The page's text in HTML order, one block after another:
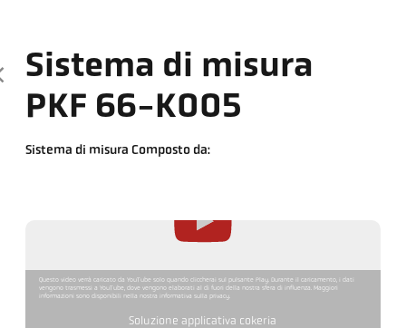
Sistema di misura
PKF 66-K005
Sistema di misura Composto da:
Questo video verrà caricato da YouTube solo quando cliccherai sul pulsante Play. Durante il caricamento, i dati
vengono trasmessi a YouTube, dove vengono elaborati al di fuori della nostra sfera di influenza. Maggiori
informazioni sono disponibili nella nostra informativa sulla privacy.
Soluzione applicativa cokeria